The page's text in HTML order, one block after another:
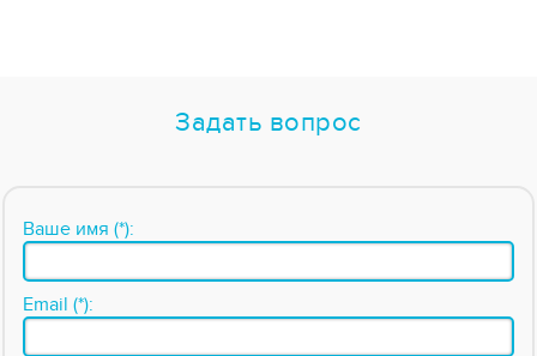
Задать вопрос
Ваше имя (*):
Email (*):